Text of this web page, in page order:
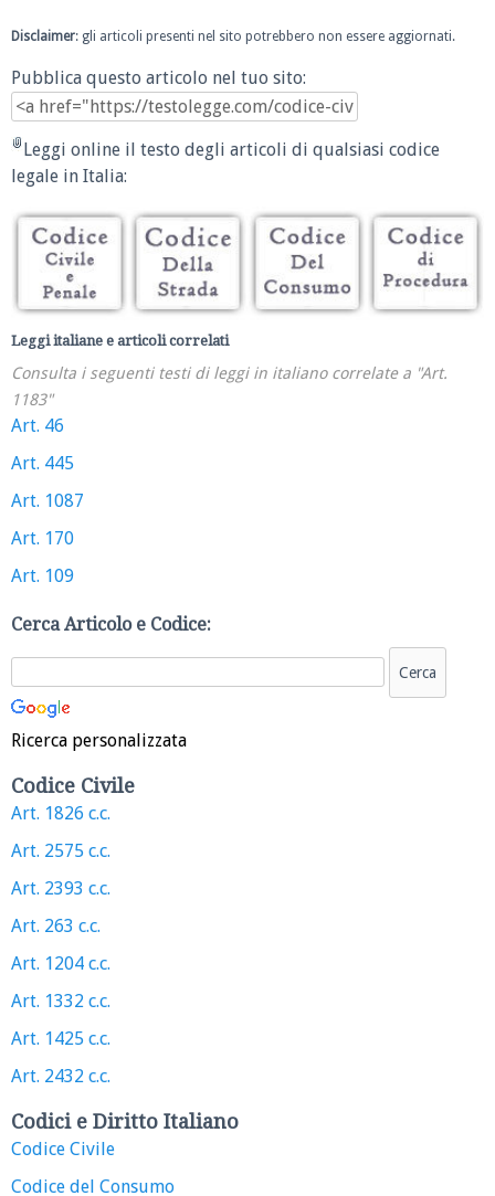
Disclaimer: gli articoli presenti nel sito potrebbero non essere aggiornati.
Pubblica questo articolo nel tuo sito:
Leggi online il testo degli articoli di qualsiasi codice
legale in Italia:
Leggi italiane e articoli correlati
Consulta i seguenti testi di leggi in italiano correlate a "Art.
1183"
Art. 46
Art. 445
Art. 1087
Art. 170
Art. 109
Cerca Articolo e Codice:
Ricerca personalizzata
Codice Civile
Art. 1826 c.c.
Art. 2575 c.c.
Art. 2393 c.c.
Art. 263 c.c.
Art. 1204 c.c.
Art. 1332 c.c.
Art. 1425 c.c.
Art. 2432 c.c.
Codici e Diritto Italiano
Codice Civile
Codice del Consumo